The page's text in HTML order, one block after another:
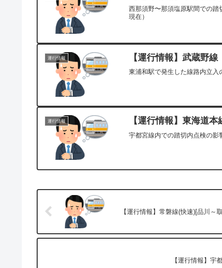
西那須野〜那須塩原駅間での踏
現在）
運行情報 【運行情報】武蔵野
東浦和駅で発生した線路内立入
運行情報 【運行情報】東海道
宇都宮線内での踏切内点検の影
【運行情報】常磐線(快速)[品川～
【運行情報】宇